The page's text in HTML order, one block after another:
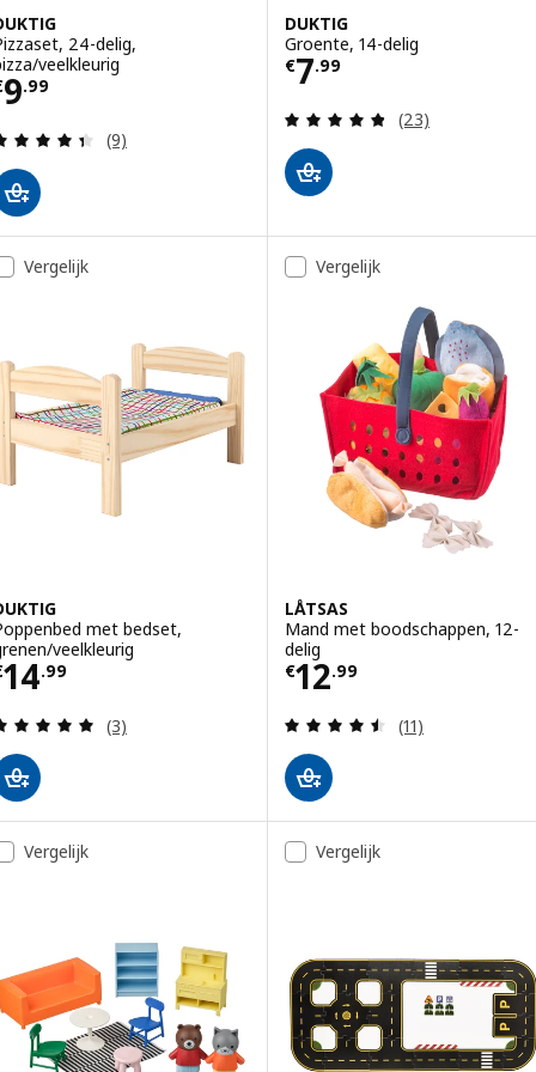
24-delig,
veelkleurig
9.99 € 9.99
Beoordeling: 4.4 van 5 sterren. Totaal
(9)
DUKTIG
Groente, 14-delig
€7.99
Prijs € 7.99
Beoordeling:
(23)
Vergelijk
met bedset,
veelkleurig
14.99€ 14.99
Beoordeling: 5 van 5 sterren. Totaal
(3)
Vergelijk
LÅTSAS
Mand met boodschappen, 12-
delig
€12.99
Prijs € 12.99
Beoordeling:
(11)
Vergelijk Vergelijk